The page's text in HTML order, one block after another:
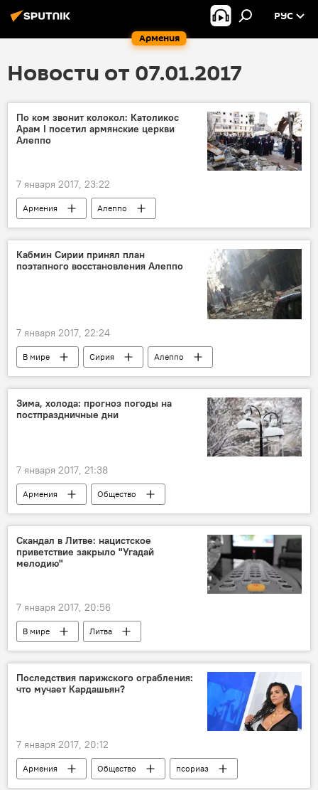
Армения
РУС
Новости от 07.01.2017
По ком звонит колокол: Католикос
Арам I посетил армянские церкви
Алеппо
7 января 2017, 23:22
Армения
Алеппо
Киликийский Католикос Армянской Апостольской церкви Арам I
церкви
Кабмин Сирии принял план
поэтапного восстановления Алеппо
7 января 2017, 22:24
В мире Сирия
Алеппо
план восстановления города
Зима, холода: прогноз погоды на
постпраздничные дни
7 января 2017, 21:38
Армения
Общество
Прогноз погоды
Скандал в Литве: нацистское
приветствие закрыло "Угадай
мелодию"
7 января 2017, 20:56
В мире
Литва
закрытие программы "Угадай мелодию"
скандал
нацистское приветствие
Последствия парижского ограбления:
что мучает Кардашьян?
7 января 2017, 20:12
Армения Общество
псориаз